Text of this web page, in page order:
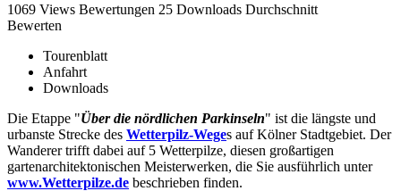
1069 Views Bewertungen 25 Downloads Durchschnitt
Bewerten
Tourenblatt
Anfahrt
Downloads
Die Etappe "Über die nördlichen Parkinseln" ist die längste und
urbanste Strecke des Wetterpilz-Weges auf Kölner Stadtgebiet. Der
Wanderer trifft dabei auf 5 Wetterpilze, diesen großartigen
gartenarchitektonischen Meisterwerken, die Sie ausführlich unter
www.Wetterpilze.de beschrieben finden.